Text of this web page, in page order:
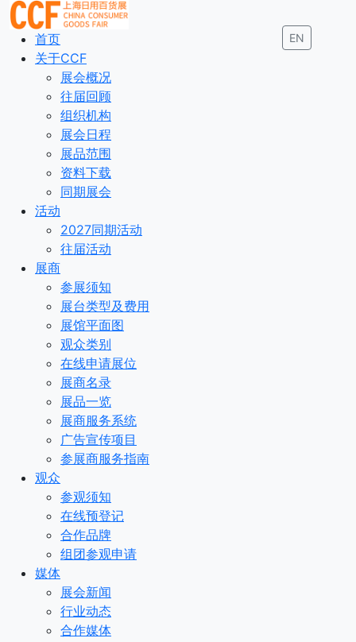
EN
首页
关于CCF
展会概况
往届回顾
组织机构
展会日程
展品范围
资料下载
同期展会
活动
2027同期活动
往届活动
展商
参展须知
展台类型及费用
展馆平面图
观众类别
在线申请展位
展商名录
展品一览
展商服务系统
广告宣传项目
参展商服务指南
观众
参观须知
在线预登记
合作品牌
组团参观申请
媒体
展会新闻
行业动态
合作媒体